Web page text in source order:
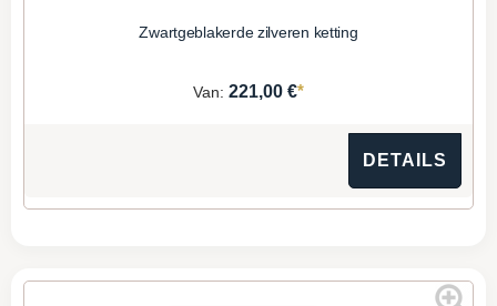
Zwartgeblakerde zilveren ketting
Van: 221,00 €*
DETAILS